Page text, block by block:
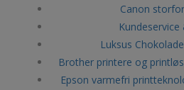
Canon
Luksus
Brother printere og
Epson varmefri